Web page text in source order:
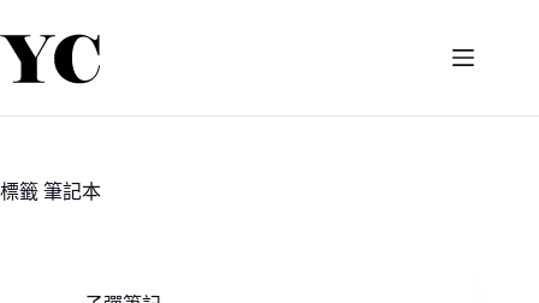
至
標籤 筆記本